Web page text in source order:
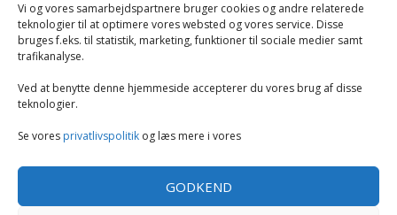
Vi og vores samarbejdspartnere bruger cookies og andre relaterede
teknologier til at optimere vores websted og vores service. Disse
bruges f.eks. til statistik, marketing, funktioner til sociale medier samt
trafikanalyse.
Ved at benytte denne hjemmeside accepterer du vores brug af disse
teknologier.
Se vores privatlivspolitik og læs mere i vores
GODKEND
Opvarmning
Rengøring
Støvsugere
Tilbehør til støvsugere og rengøring